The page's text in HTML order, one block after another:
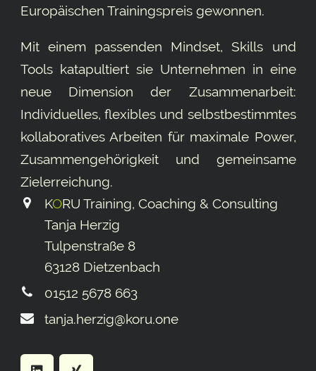
Europäischen Trainingspreis gewonnen.
Mit einem passenden Mindset, Skills und
Tools katapultiert sie Unternehmen in eine
neue Dimension der Zusammenarbeit:
Individuelles, flexibles und selbstbestimmtes
kollaboratives Arbeiten für maximale Power,
Zusammengehörigkeit und gemeinsame
Ziel­erreichung.
KORU Training, Coaching & Consulting
Tanja Herzig
Tulpenstraße 8
63128 Dietzenbach
01512 5678 663
tanja.herzig@koru.one